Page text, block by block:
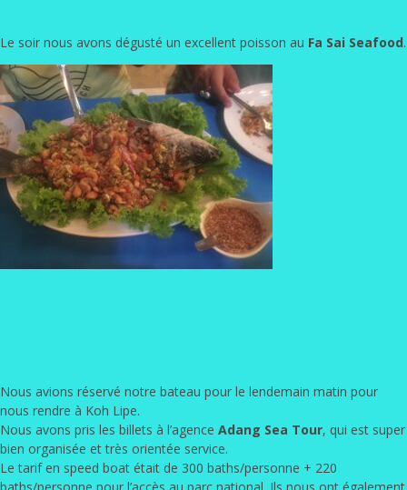
Le soir nous avons dégusté un excellent poisson au Fa Sai Seafood.
Nous avions réservé notre bateau pour le lendemain matin pour
nous rendre à Koh Lipe.
Nous avons pris les billets à l’agence Adang Sea Tour, qui est super
bien organisée et très orientée service.
Le tarif en speed boat était de 300 baths/personne + 220